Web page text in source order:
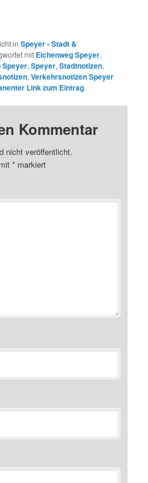
inSpeyer - Stadt &
mit Eichenweg Speyer,
Speyer,Speyer,Stadtnotizen,
,Verkehrsnotizen Speyer
Link zum Eintrag.
Kommentar
nicht veröffentlicht.
* markiert